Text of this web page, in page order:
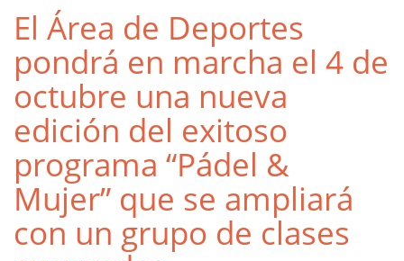
El Área de Deportes
pondrá en marcha el 4 de
octubre una nueva
edición del exitoso
programa “Pádel &
Mujer” que se ampliará
con un grupo de clases